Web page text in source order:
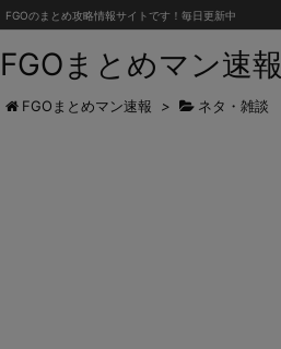
FGOまとめマン速報
FGOのまとめ攻略情報サイトです！毎日更新中
FGOまとめマン速報 > ネタ・雑談